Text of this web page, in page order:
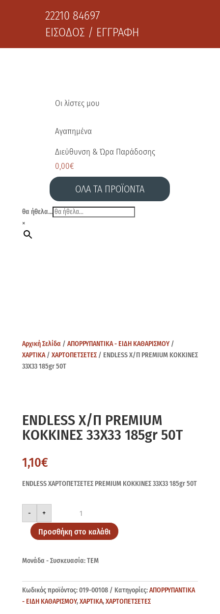
22210 84697
ΕΙΣΟΔΟΣ / ΕΓΓΡΑΦΗ
Οι λίστες μου
Αγαπημένα
Διεύθυνση & Ώρα Παράδοσης
0,00€
ΟΛΑ ΤΑ ΠΡΟΪΟΝΤΑ
θα ήθελα...
×
Αρχική Σελίδα / ΑΠΟΡΡΥΠΑΝΤΙΚΑ - ΕΙΔΗ ΚΑΘΑΡΙΣΜΟΥ/
ΧΑΡΤΙΚΑ/ ΧΑΡΤΟΠΕΤΣΕΤΕΣ/ ENDLESS Χ/Π PREMIUM ΚΟΚΚΙΝΕΣ
33Χ33 185gr 50Τ
ENDLESS Χ/Π PREMIUM
ΚΟΚΚΙΝΕΣ 33Χ33 185gr 50Τ
1,10€
ENDLESS ΧΑΡΤΟΠΕΤΣΕΤΕΣ PREMIUM ΚΟΚΚΙΝΕΣ 33Χ33 185gr 50Τ
-
ENDLESS
Π
PREMIUM
ΚΟΚΚΙΝΕΣ
33Χ33
ποσότητα
+
Προσθήκη στο καλάθι
Μονάδα - Συσκευασία: ΤΕΜ
Κωδικός προϊόντος:019-00108 Κατηγορίες:ΑΠΟΡΡΥΠΑΝΤΙΚΑ
- ΕΙΔΗ ΚΑΘΑΡΙΣΜΟΥ,ΧΑΡΤΙΚΑ,ΧΑΡΤΟΠΕΤΣΕΤΕΣ